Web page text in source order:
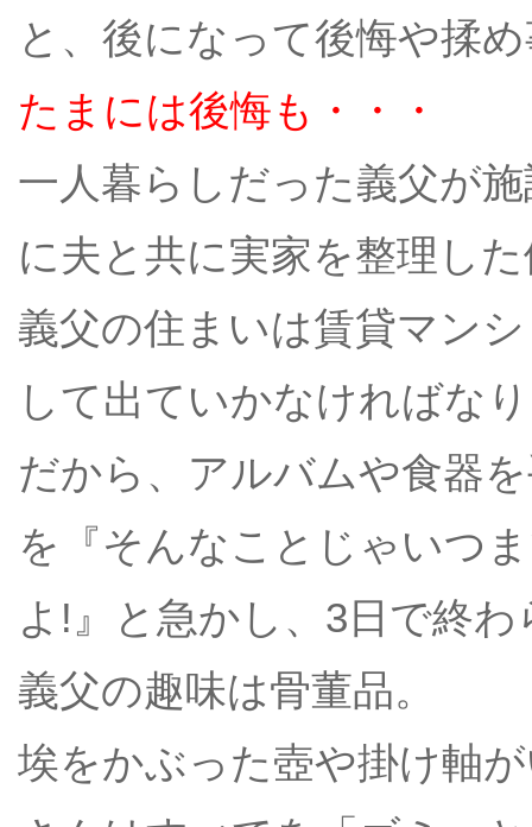
と、後になって後悔や揉
たまには後悔も・・・
一人暮らしだった義父が
に夫と共に実家を整理し
義父の住まいは賃貸マン
して出ていかなければな
だから、アルバムや食器
を『そんなことじゃいつ
よ!』と急かし、3日で終
義父の趣味は骨董品。
埃をかぶった壺や掛け軸